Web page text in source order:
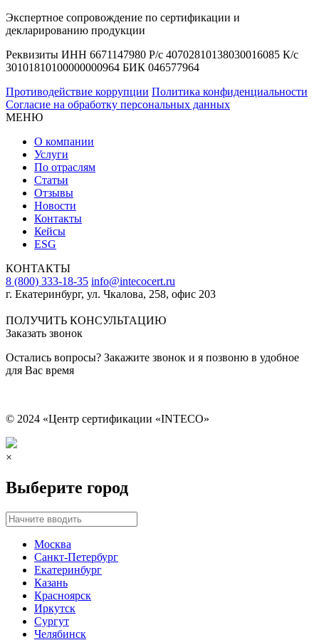
Экспертное сопровождение по сертификации и
декларированию продукции
Реквизиты ИНН 6671147980 Р/с 40702810138030016085 К/с
30101810100000000964 БИК 046577964
Противодействие коррупции Политика конфиденциальности
Согласие на обработку персональных данных
МЕНЮ
О компании
Услуги
По отраслям
Статьи
Отзывы
Новости
Контакты
Кейсы
ESG
КОНТАКТЫ
8 (800) 333-18-35 info@intecocert.ru
г. Екатеринбург, ул. Чкалова, 258, офис 203
ПОЛУЧИТЬ КОНСУЛЬТАЦИЮ
Заказать звонок
Остались вопросы? Закажите звонок и я позвоню в удобное
для Вас время
© 2024 «Центр сертификации «INTECO»
×
Выберите город
Москва
Санкт-Петербург
Екатеринбург
Казань
Красноярск
Иркутск
Сургут
Челябинск